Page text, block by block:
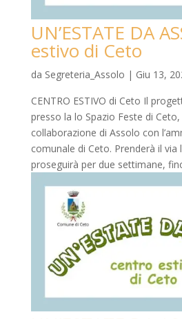
UN’ESTATE DA
estivo di Ceto
da Segreteria_Assolo | Giu 13,
CENTRO ESTIVO di Ceto Il
presso la lo Spazio Feste di
collaborazione di Assolo con
comunale di Ceto. Prenderà il
proseguirà per due settimane,